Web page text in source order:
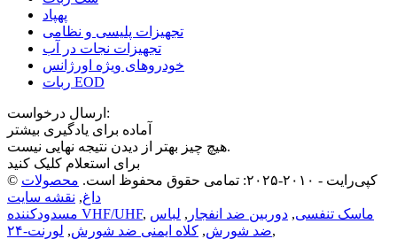
پهپاد
تجهیزات پلیسی و نظامی
تجهیزات نجات در آب
خودروهای ویژه اورژانس
ربات EOD
ارسال درخواست:
آماده برای یادگیری بیشتر
هیچ چیز بهتر از دیدن نتیجه نهایی نیست.
برای استعلام کلیک کنید
© کپی‌رایت - ۲۰۱۰-۲۰۲۵: تمامی حقوق محفوظ است.
محصولات
داغ, نقشه سایت
مسدودکننده VHF/UHF, ماسک تنفسی, دوربین ضد انفجار , لباس
ضد شورش, کلاه ایمنی ضد شورش, لورنت-۲۴ ,